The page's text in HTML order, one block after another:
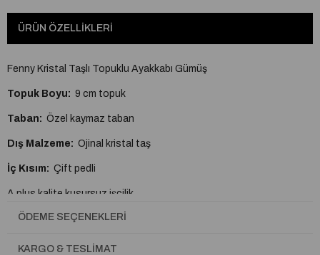
ÜRÜN ÖZELLIKLERI
Fenny Kristal Taşlı Topuklu Ayakkabı Gümüş
Topuk Boyu: 9 cm topuk
Taban: Özel kaymaz taban
Dış Malzeme: Ojinal kristal taş
İç Kısım: Çift pedli
A plus kalite kusursuz işçilik
Esnektir ayağı kesmez yumuşaktır.
Tam Kalıptır.
ÖDEME SEÇENEKLERI
KARGO & TESLIMAT